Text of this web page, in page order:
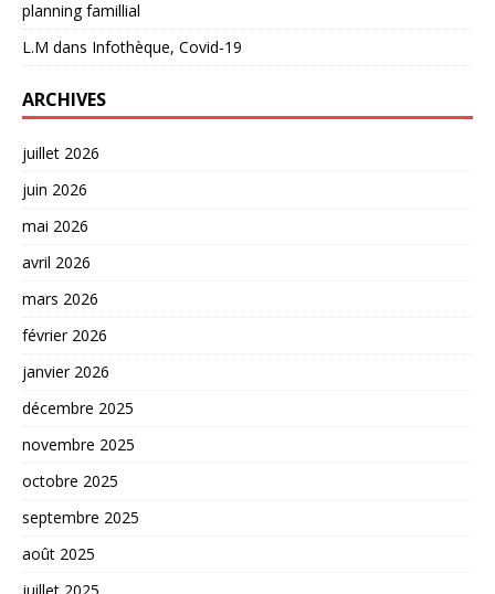
planning famillial
L.M dans Infothèque, Covid-19
ARCHIVES
juillet 2026
juin 2026
mai 2026
avril 2026
mars 2026
février 2026
janvier 2026
décembre 2025
novembre 2025
octobre 2025
septembre 2025
août 2025